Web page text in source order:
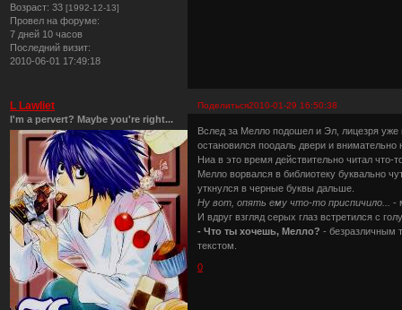
Возраст: 33 [1992-12-13]
Провел на форуме:
7 дней 10 часов
Последний визит:
2010-06-01 17:49:18
Поделиться2010-01-29 16:50:38
L Lawliet
I'm a pervert? Maybe you're right...
Вслед за Мелло подошел и Эл, лицезря уже
остановился поодаль двери и
Ниа в это время действительно читал
Мелло ворвался в библиотеку буквально
уткнулся в черные буквы дальше.
Ну вот, опять ему что-то приспичило...
-
И вдруг взгляд серых глаз встретился с
- Что ты хочешь, Мелло? - безразличным
текстом.
0